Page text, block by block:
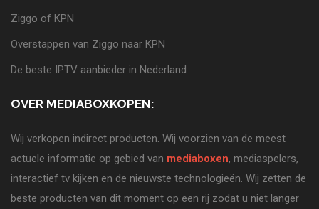
Ziggo of KPN
Overstappen van Ziggo naar KPN
De beste IPTV aanbieder in Nederland
OVER MEDIABOXKOPEN:
Wij verkopen indirect producten. Wij voorzien van de meest
actuele informatie op gebied van mediaboxen, mediaspelers,
interactief tv kijken en de nieuwste technologieën. Wij zetten de
beste producten van dit moment op een rij zodat u niet langer